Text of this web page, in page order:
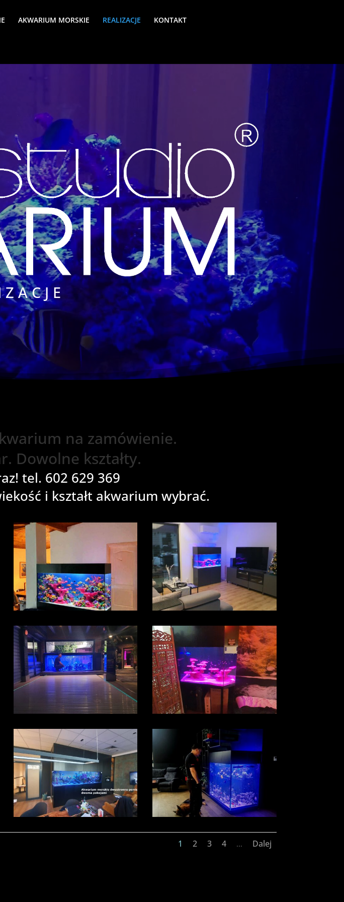
AKWARIUM MORSKIE REALIZACJE KONTAKT
na zamówienie.
Dowolne kształty.
tel. 602 629 369
i kształt akwarium wybrać.
1 2 3 4 ... Dalej